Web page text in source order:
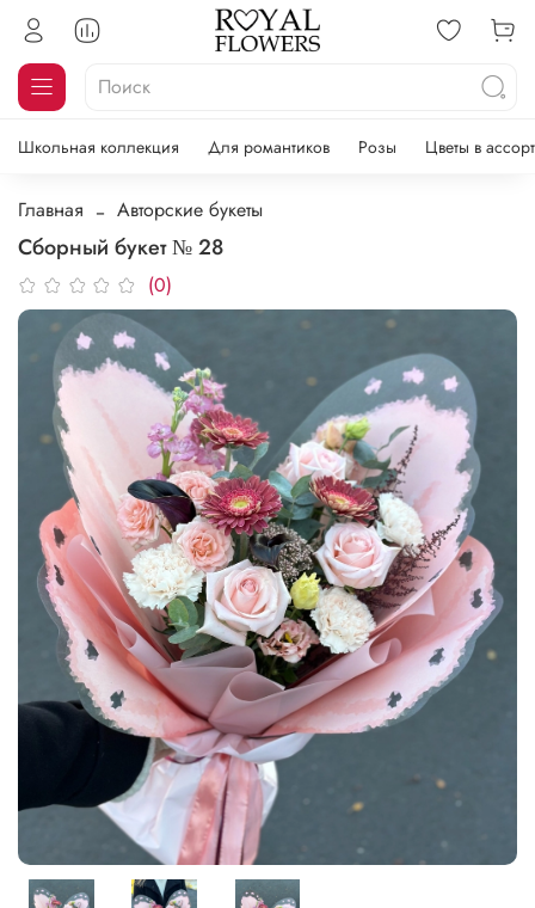
Школьная коллекция Для романтиков Розы Цветы в
Главная Авторские букеты
Сборный букет № 28
(0)